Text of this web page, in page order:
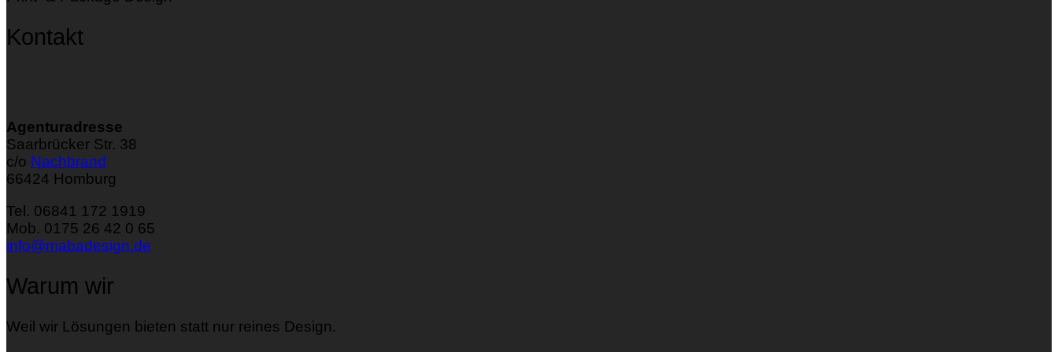
Kontakt
Agenturadresse
Saarbrücker Str. 38
c/o Nachbrand
66424 Homburg
Tel. 06841 172 1919
Mob. 0175 26 42 0 65
info@mabadesign.de
Warum wir
Weil wir Lösungen bieten statt nur reines Design.